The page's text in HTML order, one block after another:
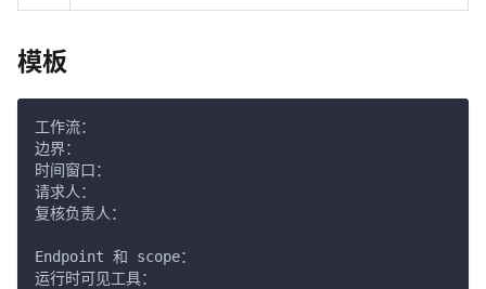
模板
工作流：
边界：
时间窗口：
请求人：
复核负责人：
Endpoint 和 scope：
运行时可见工具：